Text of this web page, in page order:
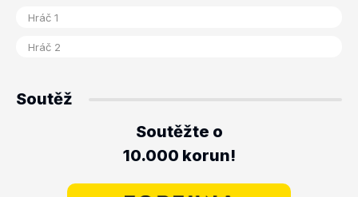
Soutěž
Soutěžte o
10.000 korun!